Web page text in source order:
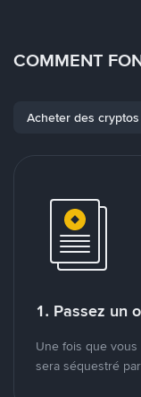
COMMENT
Acheter des cryptos
1. Passez un
Une fois que
sera séquestré